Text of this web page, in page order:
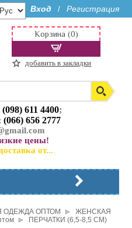
Вход / Регистрация
(098) 611 4400;
(066) 656 2777
цены!
от...
Корзина (0)
добавить в закладки
ОДЕЖДА ОПТОМ
ЖЕНСКАЯ
ПЕРЧАТКИ (6,5-8,5 СМ)